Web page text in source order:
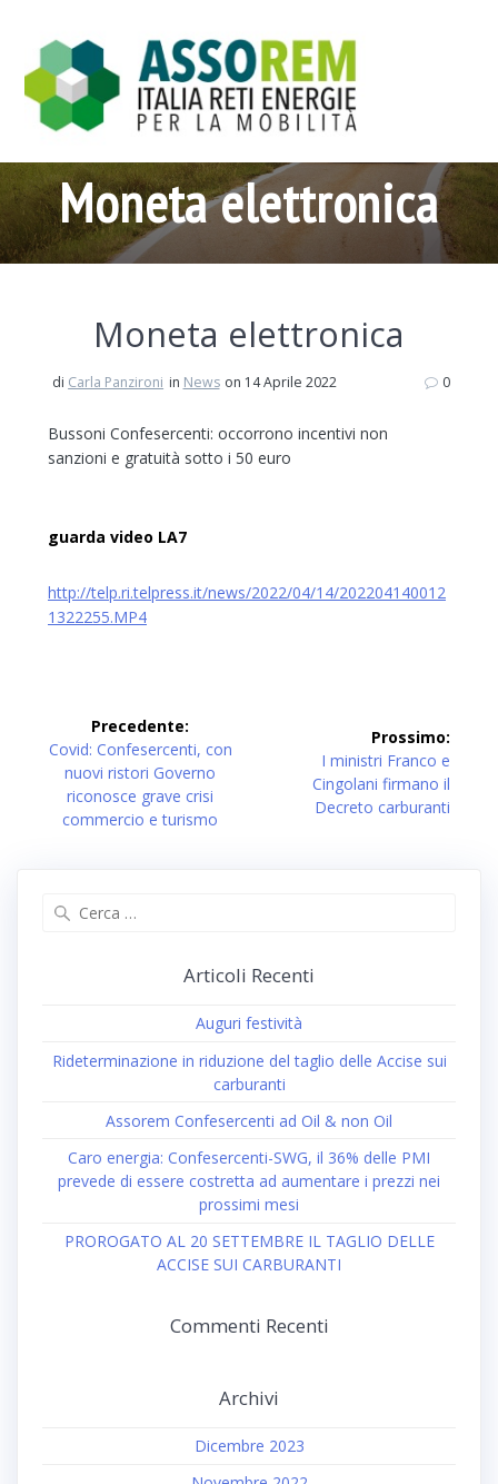
contenuto
Moneta elettronica
Moneta elettronica
di Carla Panzironi in News on 14 Aprile 2022 0
Bussoni Confesercenti: occorrono incentivi non
sanzioni e gratuità sotto i 50 euro
guarda video LA7
http://telp.ri.telpress.it/news/2022/04/14/202204140012
1322255.MP4
Navigazione
articoli
Precedente:
Articolo
precedente:
Covid: Confesercenti, con
nuovi ristori Governo
riconosce grave crisi
commercio e turismo
Prossimo:
Prossimo
articolo:
I ministri Franco e
Cingolani firmano il
Decreto carburanti
Articoli Recenti
Auguri festività
Rideterminazione in riduzione del taglio delle Accise sui
carburanti
Assorem Confesercenti ad Oil & non Oil
Caro energia: Confesercenti-SWG, il 36% delle PMI
prevede di essere costretta ad aumentare i prezzi nei
prossimi mesi
PROROGATO AL 20 SETTEMBRE IL TAGLIO DELLE
ACCISE SUI CARBURANTI
Commenti Recenti
Archivi
Dicembre 2023